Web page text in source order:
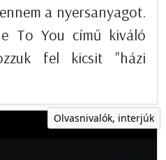
a nyersanyagot.
To You című kiváló
fel kicsit "házi
Olvasnivalók, interjúk